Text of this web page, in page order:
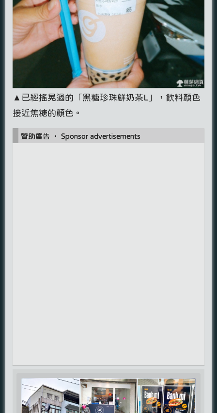
▲已經搖晃過的「黑糖珍珠鮮奶茶L」，飲料顏色
接近焦糖的顏色。
贊助廣告 ‧ Sponsor advertisements